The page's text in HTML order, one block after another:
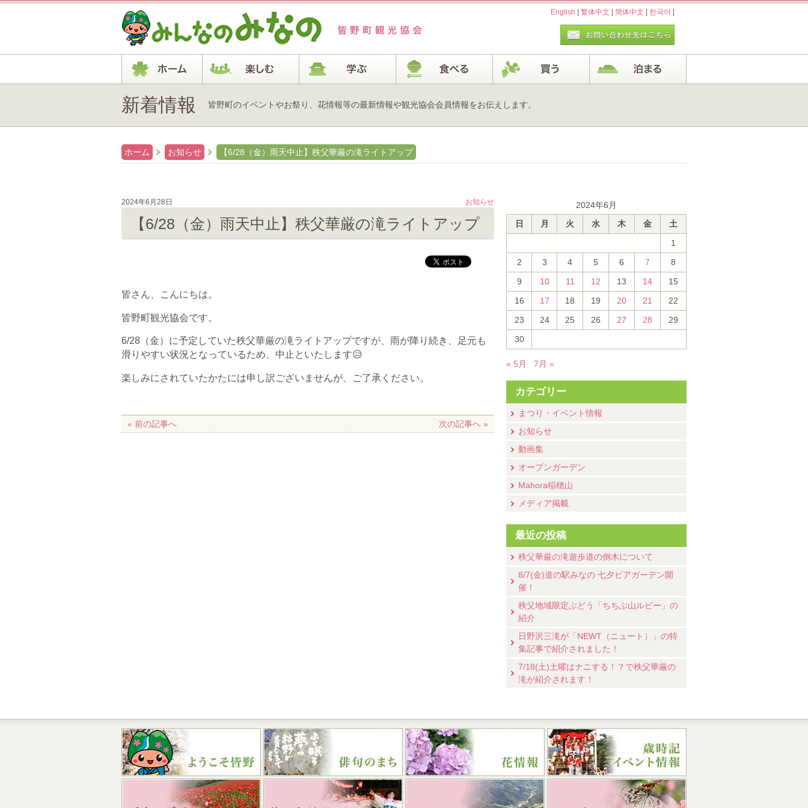
English 繁体中文 簡体中文 한국어
新着情報 皆野町のイベントやお祭り、花情報等の最新情報や観光協会会員情報をお伝えします。
ホーム お知らせ 【6/28（金）雨天中止】秩父華厳の滝ライトアップ
2024年6月
日
月 火 水 木 金
土
1
2
3 4 5 6 7
8
9
10 11 12 13 14
15
16
17 18 19 20 21
22
23
24 25 26 27 28
29
30
« 5月 7月 »
カテゴリー
まつり・イベント情報
お知らせ
動画集
オープンガーデン
Mahora稲穂山
メディア掲載
最近の投稿
秩父華厳の滝遊歩道の倒木について
8/7(金)道の駅みなの 七夕ビアガーデン開
催！
秩父地域限定ぶどう「ちちぶ山ルビー」の
紹介
日野沢三滝が「NEWT（ニュート）」の特
集記事で紹介されました！
7/18(土)土曜はナニする！？で秩父華厳の
滝が紹介されます！
お知らせ
2024年6月28日
【6/28（金）雨天中止】秩父華厳の滝ライトアップ
皆さん、こんにちは。
皆野町観光協会です。
6/28（金）に予定していた秩父華厳の滝ライトアップですが、雨が降り続き、足元も
滑りやすい状況となっているため、中止といたします😥
楽しみにされていたかたには申し訳ございませんが、ご了承ください。
« 前の記事へ 次の記事へ »